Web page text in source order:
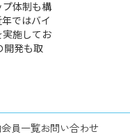
プ体制も構
ではバイ
実施してお
開発も取
会員一覧お問い合わせ